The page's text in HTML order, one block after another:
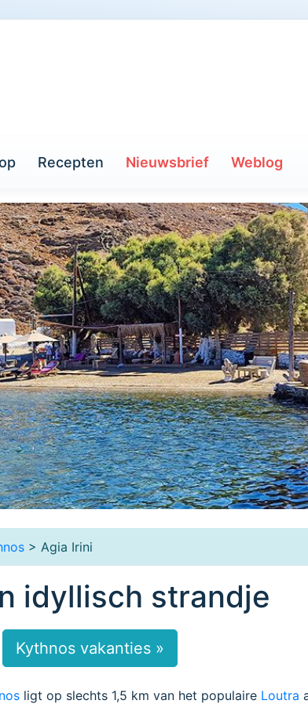
Recepten Nieuwsbrief Weblog
> Agia Irini
idyllisch strandje
Kythnos vakanties »
ligt op slechts 1,5 km van het populaire Loutra